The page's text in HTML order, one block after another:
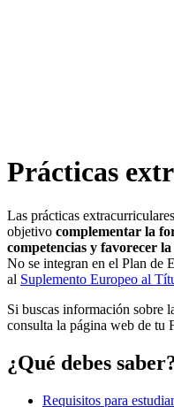
Prácticas
Las prácticas
objetivo complementar la
competencias y favorecer
No se integran en el Plan de
al Suplemento Europeo al
Si buscas información sobre
consulta la página web de tu
¿Qué debes
Requisitos para